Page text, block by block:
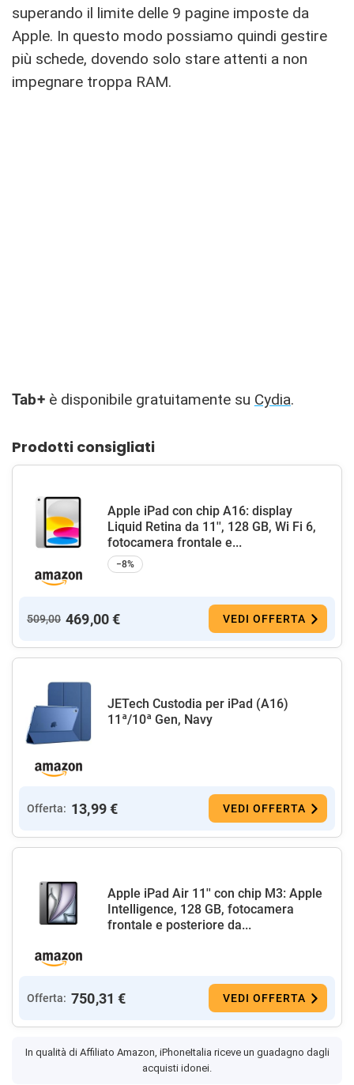
superando il limite delle 9 pagine imposte da
Apple. In questo modo possiamo quindi gestire
più schede, dovendo solo stare attenti a non
impegnare troppa RAM.
Tab+è disponibile gratuitamente su Cydia.
Prodotti consigliati
Apple iPad con chip A16: display
Liquid Retina da 11'', 128 GB, Wi Fi 6,
fotocamera frontale e...
−8%
509,00 469,00 € VEDI OFFERTA
JETech Custodia per iPad (A16)
11ª/10ª Gen, Navy
Offerta: 13,99 € VEDI OFFERTA
Apple iPad Air 11'' con chip M3: Apple
Intelligence, 128 GB, fotocamera
frontale e posteriore da...
Offerta: 750,31 € VEDI OFFERTA
In qualità di Affiliato Amazon, iPhoneItalia riceve un guadagno dagli
acquisti idonei.